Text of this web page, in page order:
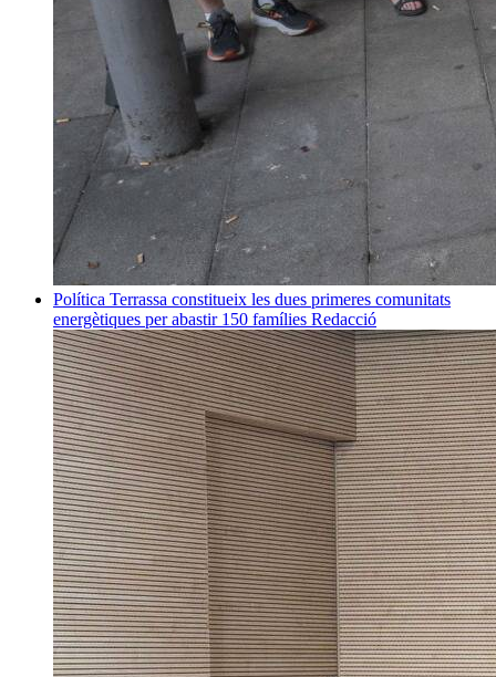
Política Terrassa constitueix les dues primeres comunitats
energètiques per abastir 150 famílies Redacció